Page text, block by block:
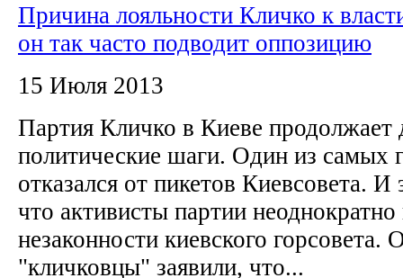
Причина лояльности Кличко к
он так часто подводит оппозицию
15 Июля 2013
Партия Кличко в Киеве продолжает
политические шаги. Один из
отказался от пикетов Киевсовета. И
что активисты партии
незаконности киевского горсовета.
"кличковцы" заявили, что...